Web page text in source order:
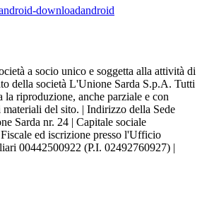
android
a socio unico e soggetta alla attività di
della società L'Unione Sarda S.p.A. Tutti
riproduzione, anche parziale e con
del sito. | Indirizzo della Sede
Sarda nr. 24 | Capitale sociale
ed iscrizione presso l'Ufficio
00442500922 (P.I. 02492760927) |